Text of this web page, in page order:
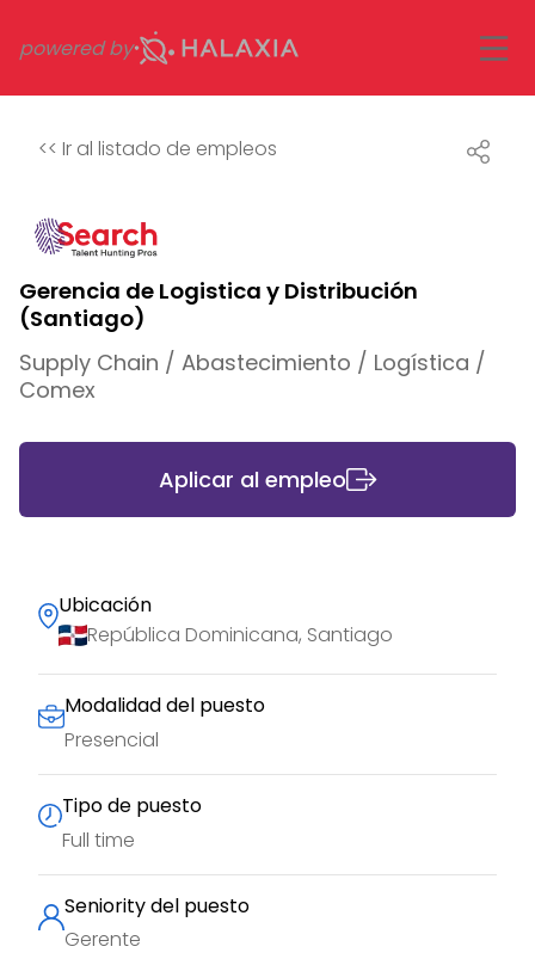
powered by
<< Ir al listado de empleos
Gerencia de Logistica y Distribución
(Santiago)
Supply Chain / Abastecimiento / Logística /
Comex
Aplicar al empleo
Ubicación
República Dominicana, Santiago
Modalidad del puesto
Presencial
Tipo de puesto
Full time
Seniority del puesto
Gerente